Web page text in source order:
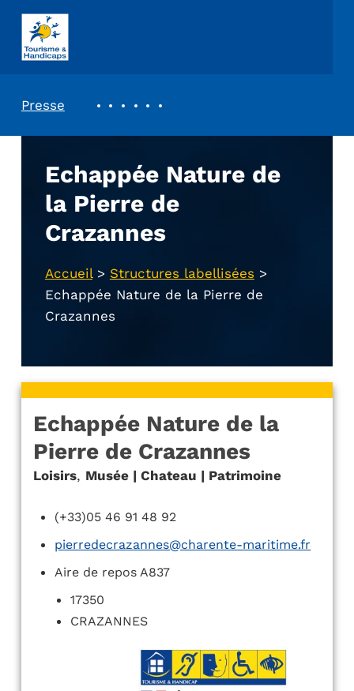
ASSOCIATION TOURISME ET HANDICAPS
Presse
Echappée Nature de
la Pierre de
Crazannes
Accueil> Structures labellisées >
Echappée Nature de la Pierre de
Crazannes
Echappée Nature de la
Pierre de Crazannes
Loisirs, Musée | Chateau | Patrimoine
(+33)05 46 91 48 92
pierredecrazannes@charente-maritime.fr
Aire de repos A837
17350
CRAZANNES